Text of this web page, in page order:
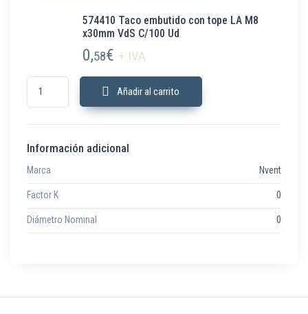
574410 Taco embutido con tope LA M8
x30mm VdS C/100 Ud
0,58€ + IVA
574410 Taco embutido con tope LA M8 x30mm VdS C/100 Ud cantidad
Añadir al carrito
Información adicional
Marca Nvent
Factor K 0
Diámetro Nominal 0